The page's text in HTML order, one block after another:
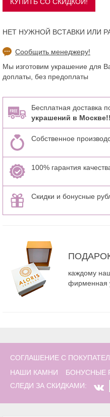
НЕТ НУЖНОЙ ВСТАВКИ ИЛИ
Сообщить менеджеру!
Мы изготовим украшение для
доплаты, без предоплаты
Бесплатная доставка
украшений в
Собственное
100% гарантия
Скидки и бонусные
каждому
фирменная
СОГЛАШЕНИЕ С
НАШИ КАМНИ
БОНУСНЫЕ
СЛЕДИ ЗА СКИДКАМИ: